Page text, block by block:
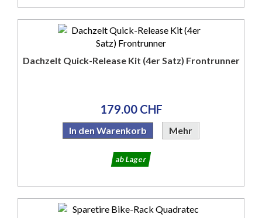
Dachzelt Quick-Release Kit (4er Satz) Frontrunner
179.00 CHF
In den Warenkorb Mehr
ab Lager